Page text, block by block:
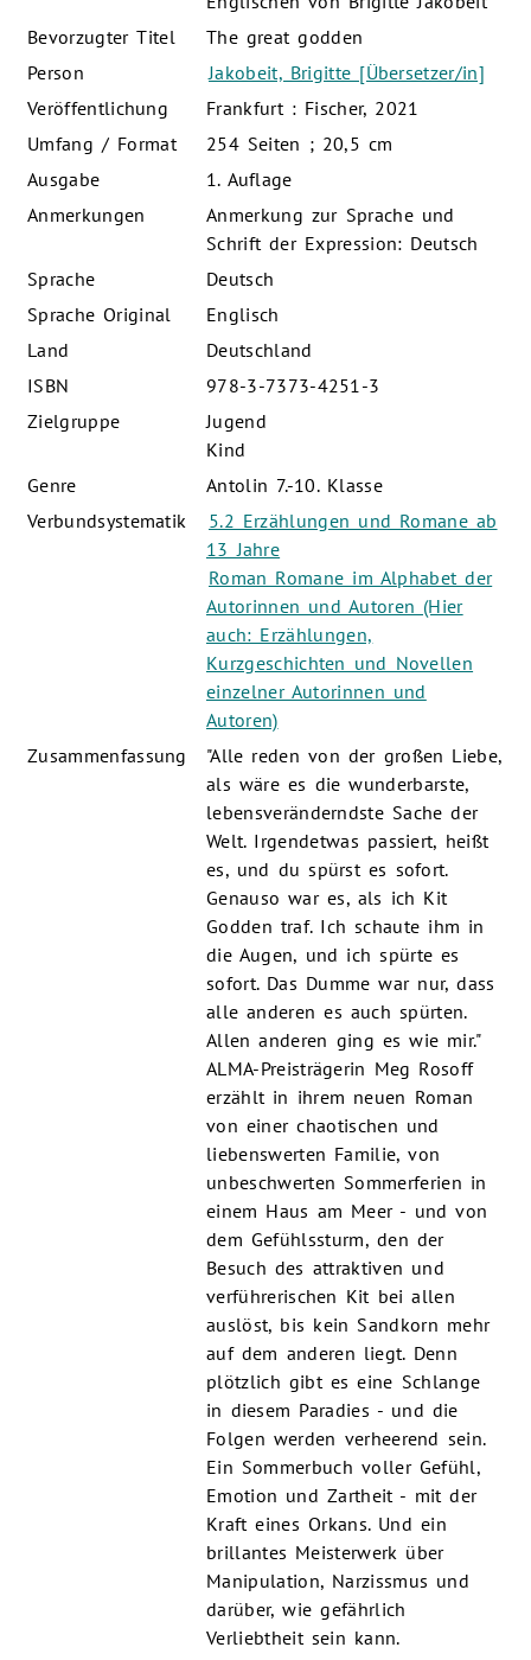
Bevorzugter Titel
The great godden
Person
Jakobeit, Brigitte [Übersetzer/in]
Veröffentlichung
Frankfurt : Fischer, 2021
Umfang / Format
254 Seiten ; 20,5 cm
Ausgabe
1. Auflage
Anmerkungen
Anmerkung zur Sprache und
Schrift der Expression: Deutsch
Sprache
Deutsch
Sprache Original
Englisch
Land
Deutschland
ISBN
978-3-7373-4251-3
Zielgruppe
Jugend
Kind
Genre
Antolin 7.-10. Klasse
Verbundsystematik
5.2 Erzählungen und Romane ab
13 Jahre
Roman Romane im Alphabet der
Autorinnen und Autoren (Hier
auch: Erzählungen,
Kurzgeschichten und Novellen
einzelner Autorinnen und
Autoren)
Zusammenfassung
"Alle reden von der großen Liebe,
als wäre es die wunderbarste,
lebensveränderndste Sache der
Welt. Irgendetwas passiert, heißt
es, und du spürst es sofort.
Genauso war es, als ich Kit
Godden traf. Ich schaute ihm in
die Augen, und ich spürte es
sofort. Das Dumme war nur, dass
alle anderen es auch spürten.
Allen anderen ging es wie mir."
ALMA-Preisträgerin Meg Rosoff
erzählt in ihrem neuen Roman
von einer chaotischen und
liebenswerten Familie, von
unbeschwerten Sommerferien in
einem Haus am Meer - und von
dem Gefühlssturm, den der
Besuch des attraktiven und
verführerischen Kit bei allen
auslöst, bis kein Sandkorn mehr
auf dem anderen liegt. Denn
plötzlich gibt es eine Schlange
in diesem Paradies - und die
Folgen werden verheerend sein.
Ein Sommerbuch voller Gefühl,
Emotion und Zartheit - mit der
Kraft eines Orkans. Und ein
brillantes Meisterwerk über
Manipulation, Narzissmus und
darüber, wie gefährlich
Verliebtheit sein kann.